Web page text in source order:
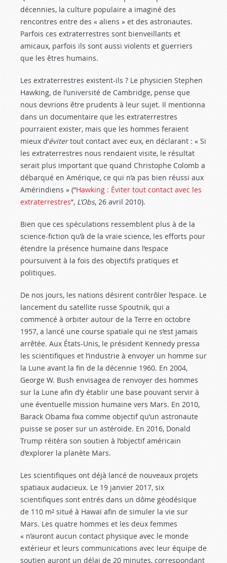
décennies, la culture populaire a imaginé des
rencontres entre des « aliens » et des astronautes.
Parfois ces extraterrestres sont bienveillants et
amicaux, parfois ils sont aussi violents et guerriers
que les êtres humains.
Les extraterrestres existent-ils ? Le physicien Stephen
Hawking, de l’université de Cambridge, pense que
nous devrions être prudents à leur sujet. Il mentionna
dans un documentaire que les extraterrestres
pourraient exister, mais que les hommes feraient
mieux d’évitertout contact avec eux, en déclarant : « Si
les extraterrestres nous rendaient visite, le résultat
serait plus important que quand Christophe Colomb a
débarqué en Amérique, ce qui n’a pas bien réussi aux
Amérindiens » (“Hawking : Éviter tout contact avec les
extraterrestres”, L’Obs, 26 avril 2010).
Bien que ces spéculations ressemblent plus à de la
science-fiction qu’à de la vraie science, les efforts pour
étendre la présence humaine dans l’espace
poursuivent à la fois des objectifs pratiques et
politiques.
De nos jours, les nations désirent contrôler l’espace. Le
lancement du satellite russe Spoutnik, qui a
commencé à orbiter autour de la Terre en octobre
1957, a lancé une course spatiale qui ne s’est jamais
arrêtée. Aux États-Unis, le président Kennedy pressa
les scientifiques et l’industrie à envoyer un homme sur
la Lune avant la fin de la décennie 1960. En 2004,
George W. Bush envisagea de renvoyer des hommes
sur la Lune afin d’y établir une base pouvant servir à
une éventuelle mission humaine vers Mars. En 2010,
Barack Obama fixa comme objectif qu’un astronaute
puisse se poser sur un astéroïde. En 2016, Donald
Trump réitéra son soutien à l’objectif américain
d’explorer la planète Mars.
Les scientifiques ont déjà lancé de nouveaux projets
spatiaux audacieux. Le 19 janvier 2017, six
scientifiques sont entrés dans un dôme géodésique
de 110 m² situé à Hawaï afin de simuler la vie sur
Mars. Les quatre hommes et les deux femmes
« n’auront aucun contact physique avec le monde
extérieur et leurs communications avec leur équipe de
soutien auront un délai de 20 minutes, correspondant